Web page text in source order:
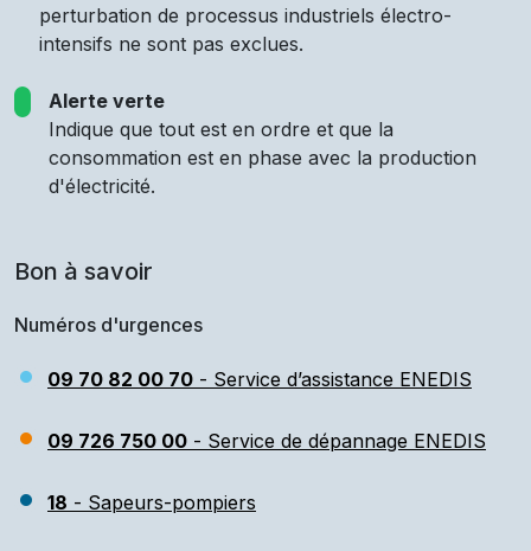
perturbation de processus industriels électro-
intensifs ne sont pas exclues.
Alerte verte
Indique que tout est en ordre et que la
consommation est en phase avec la production
d'électricité.
Bon à savoir
Numéros d'urgences
09 70 82 00 70 - Service d’assistance ENEDIS
09 726 750 00 - Service de dépannage ENEDIS
18 - Sapeurs-pompiers